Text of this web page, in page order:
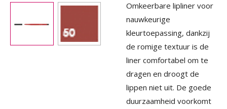
Omkeerbare lipliner voor
nauwkeurige
kleurtoepassing, dankzij
de romige textuur is de
liner comfortabel om te
dragen en droogt de
lippen niet uit. De goede
duurzaamheid voorkomt